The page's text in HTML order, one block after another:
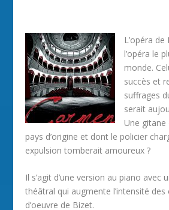
L’opéra
l’opéra le
monde.
succès et
suffrages
serait
Une gitane
pays d’origine et dont le policier
expulsion tomberait amoureux ?
Il s’agit d’une version au piano avec
théâtral qui augmente l’intensité
d’oeuvre de Bizet.